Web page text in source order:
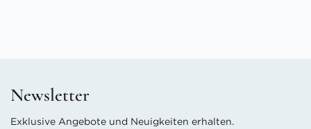
Newsletter
Exklusive Angebote und Neuigkeiten erhalten.